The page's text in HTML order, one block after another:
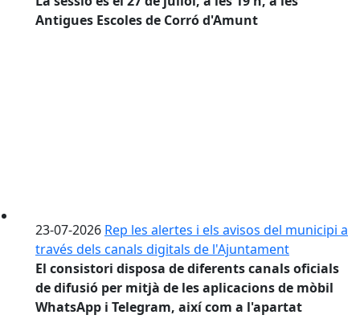
Antigues Escoles de Corró d'Amunt
23-07-2026 Rep les alertes i els avisos del municipi a
través dels canals digitals de l'Ajuntament
El consistori disposa de diferents canals oficials
de difusió per mitjà de les aplicacions de mòbil
WhatsApp i Telegram, així com a l'apartat